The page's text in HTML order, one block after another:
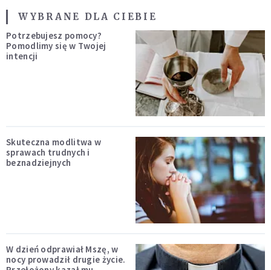
WYBRANE DLA CIEBIE
Potrzebujesz pomocy?
Pomodlimy się w Twojej
intencji
Skuteczna modlitwa w
sprawach trudnych i
beznadziejnych
W dzień odprawiał Mszę, w
nocy prowadził drugie życie.